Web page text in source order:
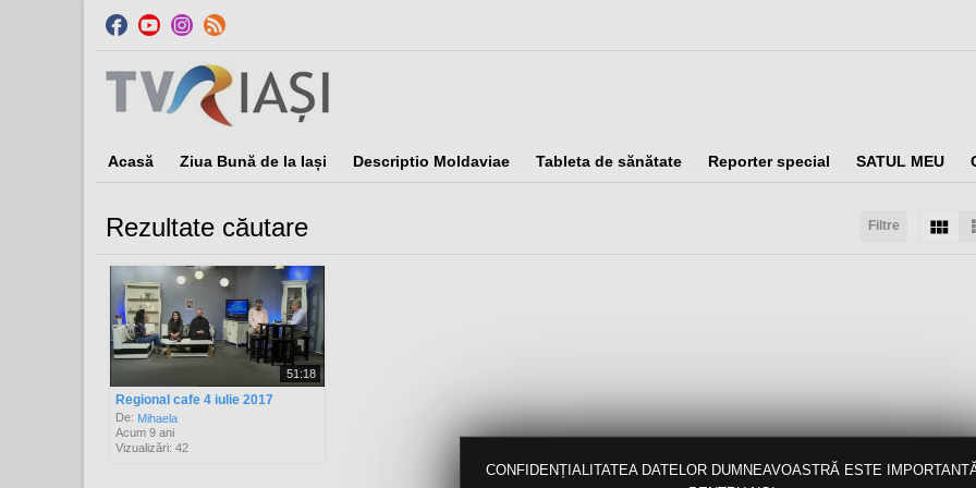
CONFIDENȚIALITATEA DATELOR DUMNEAVOASTRĂ ESTE
Acasă Ziua Bună de la Iași Descriptio Moldaviae Tableta de sănătate Reporter special SATUL MEU
Filtre
Rezultate căutare
51:18
Regional cafe 4 iulie 2017
De: Mihaela
Acum 9 ani
Vizualizări: 42